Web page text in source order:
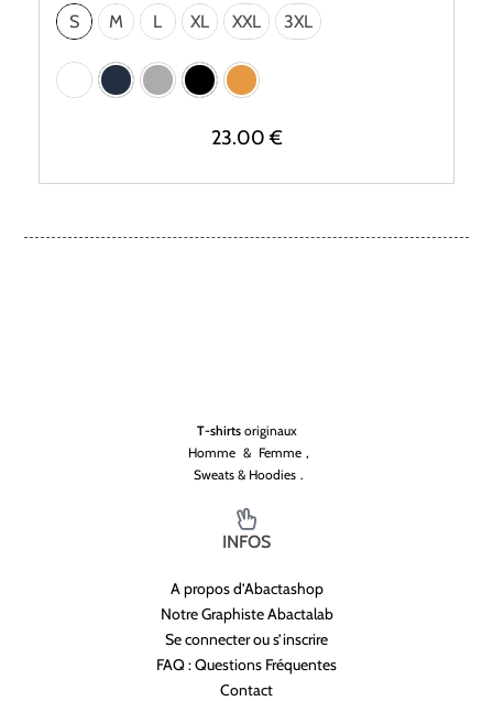
S M L XL XXL 3XL
23.00€
T-shirtsoriginaux
Homme & Femme ,
Sweats & Hoodies .
INFOS
A propos d’Abactashop
Notre Graphiste Abactalab
Se connecter ou s’inscrire
FAQ : Questions Fréquentes
Contact